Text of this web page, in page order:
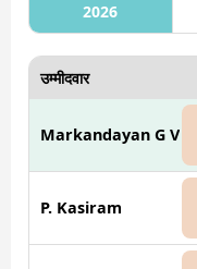
2026
उम्मीदवार
Markandayan G V
P. Kasiram